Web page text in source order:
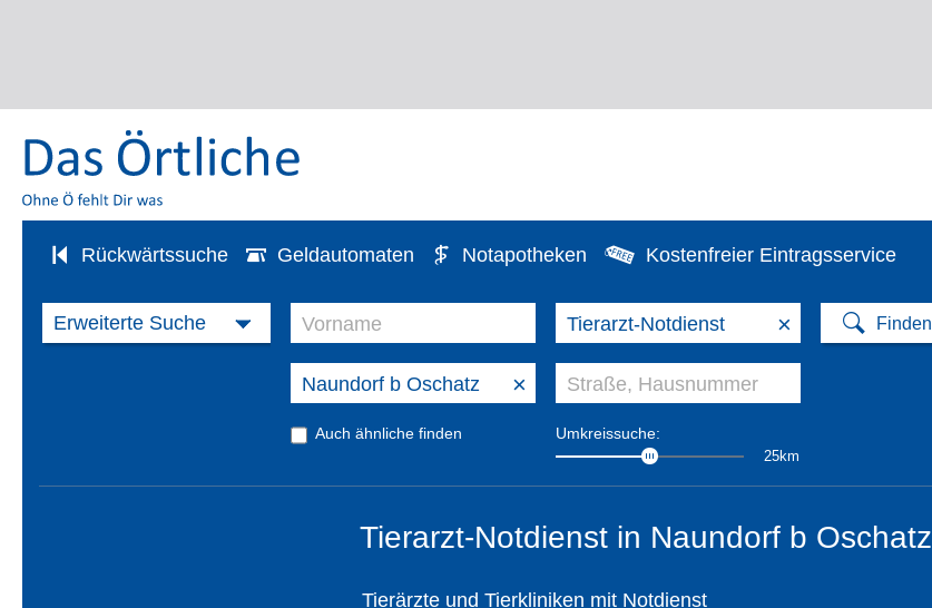
Rückwärtssuche Geldautomaten Notapotheken Kostenfreier Eintragsservice
×
×
Auch ähnliche finden Umkreissuche:
25km
Tierarzt-Notdienst in Naundorf b Oschatz
Tierärzte und Tierkliniken mit Notdienst